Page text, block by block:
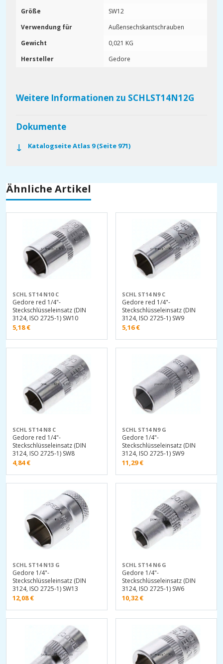
Größe
SW12
Verwendung für
Außensechskantschrauben
Gewicht
0,021 KG
Hersteller
Gedore
Weitere Informationen zu SCHLST14N12G
Dokumente
Katalogseite Atlas 9 (Seite 971)
Ähnliche Artikel
SCHL ST14 N10 C
Gedore red 1/4"-
Steckschlüsseleinsatz (DIN
3124, ISO 2725-1) SW10
5,18€
SCHL ST14 N9 C
Gedore red 1/4"-
Steckschlüsseleinsatz (DIN
3124, ISO 2725-1) SW9
5,16€
SCHL ST14 N8 C
Gedore red 1/4"-
Steckschlüsseleinsatz (DIN
3124, ISO 2725-1) SW8
4,84€
SCHL ST14 N9 G
Gedore 1/4"-
Steckschlüsseleinsatz (DIN
3124, ISO 2725-1) SW9
11,29€
SCHL ST14 N13 G
Gedore 1/4"-
Steckschlüsseleinsatz (DIN
3124, ISO 2725-1) SW13
12,08€
SCHL ST14 N6 G
Gedore 1/4"-
Steckschlüsseleinsatz (DIN
3124, ISO 2725-1) SW6
10,32€